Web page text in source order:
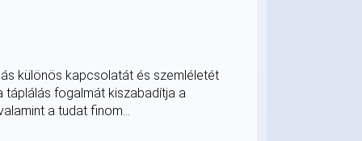
különös kapcsolatát és szemléletét
fogalmát kiszabadítja a
a tudat finom...